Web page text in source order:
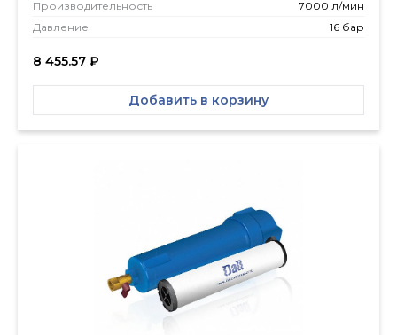
Производитель­ность
7000 л/мин
Давление
16 бар
8 455.57 ₽
Добавить в корзину